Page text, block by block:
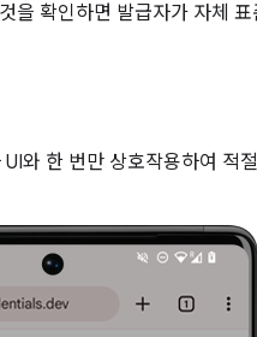
을 확인하면 발급자가 자체
와 한 번만 상호작용하여 적